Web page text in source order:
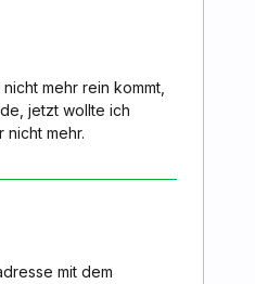
mehr rein kommt,
jetzt wollte ich
mehr.
mit dem